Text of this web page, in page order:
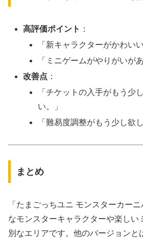
高評価ポイント ：
「新キャラクターがかわいい
「ミニゲームがやりがいが
改善点 ：
「チケットの入手がもう少
い。」
「難易度調整がもう少し欲
まとめ
「たまごっちユニ モンスターカー
なモンスターキャラクターや楽しい
別なエリアです。他のバージョンと